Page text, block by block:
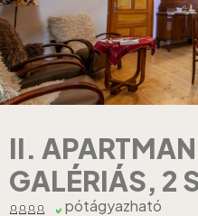
II.
GALÉRIÁS, 2
pótágyazható